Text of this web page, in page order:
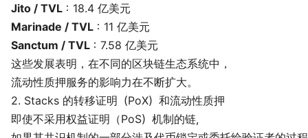
Jito / TVL ：18.4 亿美元
Marinade / TVL ：11 亿美元
Sanctum / TVL ：7.58 亿美元
这些发展表明，在不同的区块链生态系统中，
流动性质押服务的影响力在不断扩大。
2. Stacks 的转移证明（PoX）和流动性质押
即使不采用权益证明（PoS）机制的链，